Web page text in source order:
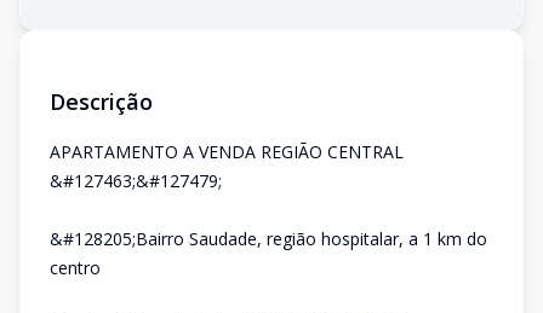
Descrição
APARTAMENTO A VENDA REGIÃO CENTRAL
&#127463;&#127479;
&#128205;Bairro Saudade, região hospitalar, a 1 km do
centro